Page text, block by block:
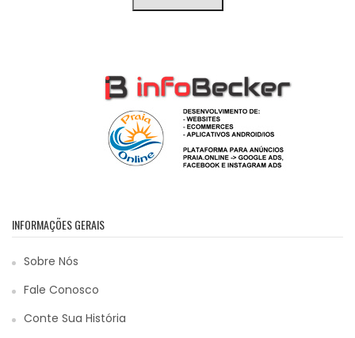
INFORMAÇÕES GERAIS
Sobre Nós
Fale Conosco
Conte Sua História